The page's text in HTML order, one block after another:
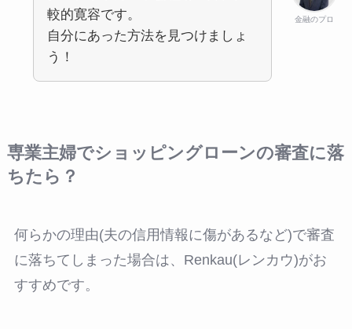
金融のプロ
較的寛容です。
自分にあった方法を見つけましょ
う！
専業主婦でショッピングローンの審査に落
ちたら？
何らかの理由(夫の信用情報に傷があるなど)で審査
に落ちてしまった場合は、Renkau(レンカウ)がお
すすめです。